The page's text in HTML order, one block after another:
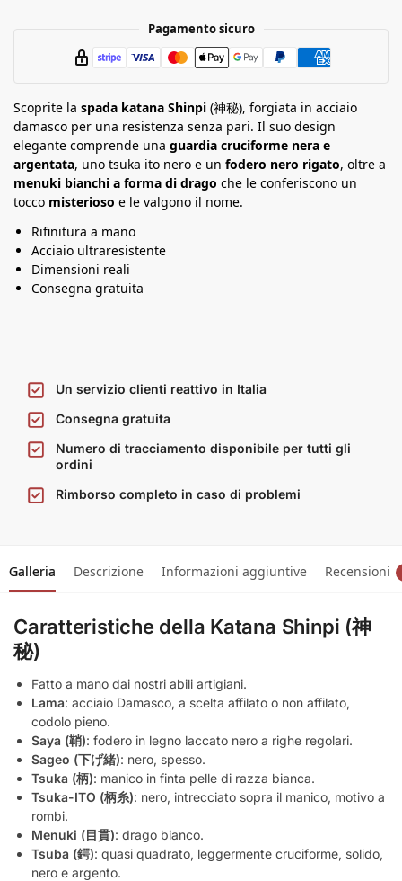
a
Pagamento sicuro
Scoprite la spada katana Shinpi (神秘), forgiata in acciaio
damasco per una resistenza senza pari. Il suo design
elegante comprende una guardia cruciforme nera e
argentata, uno tsuka ito nero e un fodero nero rigato, oltre a
menuki bianchi a forma di drago che le conferiscono un
tocco misterioso e le valgono il nome.
Rifinitura a mano
Acciaio ultraresistente
Dimensioni reali
Consegna gratuita
Un servizio clienti reattivo in Italia
Consegna gratuita
Numero di tracciamento disponibile per tutti gli
ordini
Rimborso completo in caso di problemi
Galleria Descrizione Informazioni aggiuntive Recensioni
Caratteristiche della Katana Shinpi (神
秘)
Fatto a mano dai nostri abili artigiani.
Lama: acciaio Damasco, a scelta affilato o non affilato,
codolo pieno.
Saya (鞘): fodero in legno laccato nero a righe regolari.
Sageo (下げ緒): nero, spesso.
Tsuka (柄): manico in finta pelle di razza bianca.
Tsuka-ITO (柄糸): nero, intrecciato sopra il manico, motivo a
rombi.
Menuki (目貫): drago bianco.
Tsuba (鍔): quasi quadrato, leggermente cruciforme, solido,
nero e argento.